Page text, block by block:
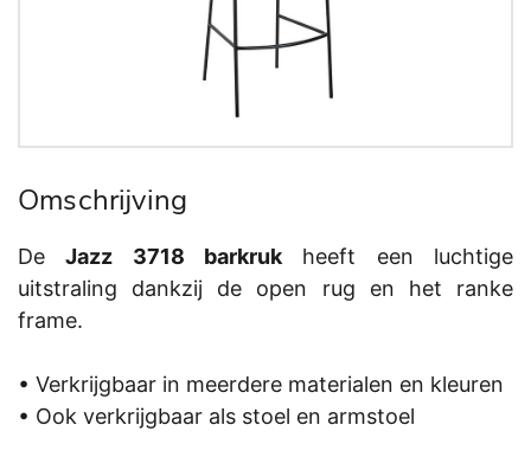
Omschrijving
DeJazz 3718 barkruk heeft een luchtige
uitstraling dankzij de open rug en het ranke
frame.
• Verkrijgbaar in meerdere materialen en kleuren
• Ook verkrijgbaar als stoel en armstoel